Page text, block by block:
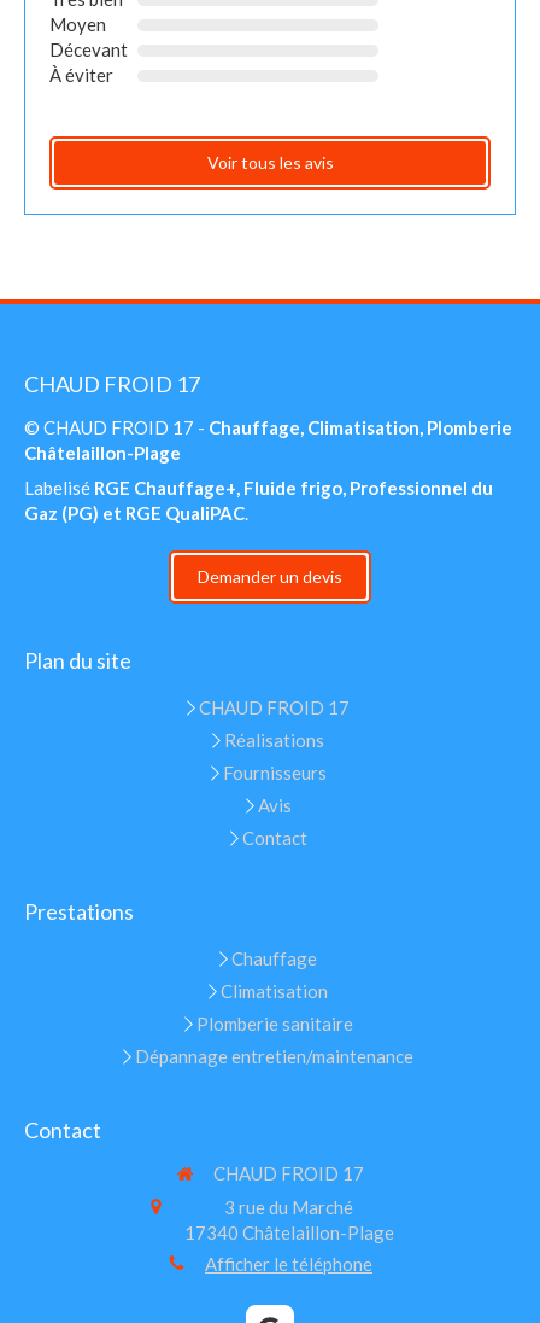
Moyen
Décevant
À éviter
Voir tous les avis
CHAUD FROID 17
© CHAUD FROID 17 - Chauffage, Climatisation, Plomberie
Châtelaillon-Plage
Labelisé RGE Chauffage+, Fluide frigo, Professionnel du
Gaz (PG) et RGE QualiPAC.
Demander un devis
Plan du site
CHAUD FROID 17
Réalisations
Fournisseurs
Avis
Contact
Prestations
Chauffage
Climatisation
Plomberie sanitaire
Dépannage entretien/maintenance
Contact
CHAUD FROID 17
3 rue du Marché
17340 Châtelaillon-Plage
Afficher le téléphone